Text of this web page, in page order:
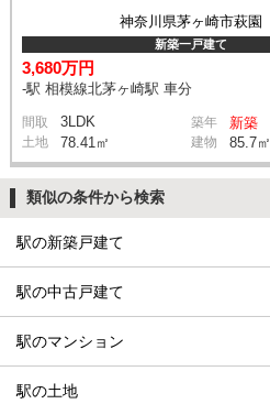
神奈川県茅ヶ崎市萩園
新築一戸建て
3,680万円
-駅 相模線北茅ヶ崎駅 車分
間取 3LDK 築年 新築
土地 78.41㎡ 建物 85.7㎡
類似の条件から検索
駅の新築戸建て
駅の中古戸建て
駅のマンション
駅の土地